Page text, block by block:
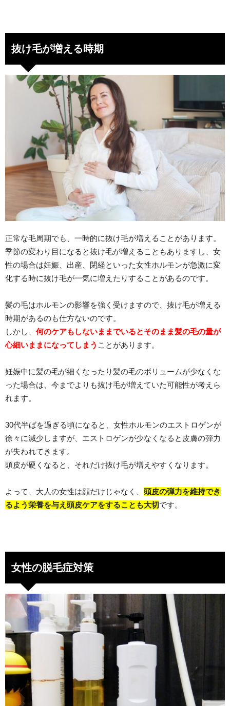
抜け毛が増える時期
正常な毛周期でも、一時的に抜け毛が増えることがあります。
季節の変わり目になると抜け毛が増えることもありますし、女
性の場合は妊娠、出産、閉経といった女性ホルモンが急激に変
化する時に抜け毛が一気に増えたりすることがあるのです。
髪の毛はホルモンの影響を強く受けますので、抜け毛が増える
時期があるのも仕方ないのです。
しかし、 何のケアもしないままでいるとそのまま髪の毛の量が
心細いままになってしまう ことがあります。
妊娠中に髪の毛が細くなったり髪の毛のボリュームが少なくな
った場合は、今までよりも抜け毛が増えていた可能性が考えら
れます。
30代半ばを過ぎる頃になると、女性ホルモンのエストロゲンが
徐々に減少しますが、エストロゲンが少なくなると皮膚の弾力
が失われてきます。
頭皮が硬くなると、それだけ抜け毛が増えやすくなります。
よって、大人の女性は顔だけじゃなく、 頭皮の弾力を維持でき
るよう栄養を与え頭皮ケアをすることも大切です。
女性の脱毛症対策